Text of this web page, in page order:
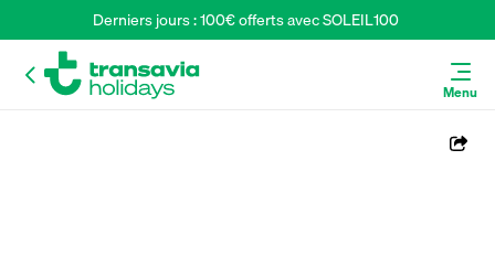
Derniers jours : 100€ offerts avec SOLEIL100
Menu